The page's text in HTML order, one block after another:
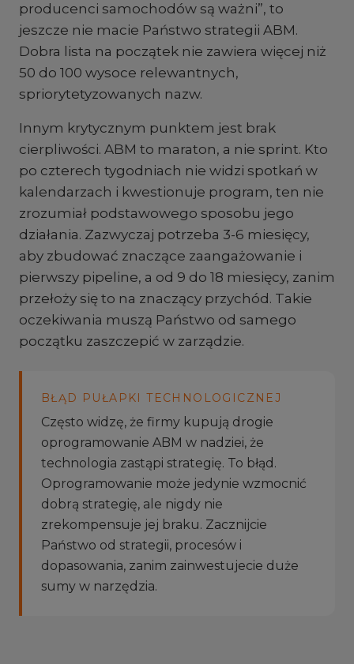
producenci samochodów są ważni”, to
jeszcze nie macie Państwo strategii ABM.
Dobra lista na początek nie zawiera więcej niż
50 do 100 wysoce relewantnych,
spriorytetyzowanych nazw.
Innym krytycznym punktem jest brak
cierpliwości. ABM to maraton, a nie sprint. Kto
po czterech tygodniach nie widzi spotkań w
kalendarzach i kwestionuje program, ten nie
zrozumiał podstawowego sposobu jego
działania. Zazwyczaj potrzeba 3-6 miesięcy,
aby zbudować znaczące zaangażowanie i
pierwszy pipeline, a od 9 do 18 miesięcy, zanim
przełoży się to na znaczący przychód. Takie
oczekiwania muszą Państwo od samego
początku zaszczepić w zarządzie.
BŁĄD PUŁAPKI TECHNOLOGICZNEJ
Często widzę, że firmy kupują drogie
oprogramowanie ABM w nadziei, że
technologia zastąpi strategię. To błąd.
Oprogramowanie może jedynie wzmocnić
dobrą strategię, ale nigdy nie
zrekompensuje jej braku. Zacznijcie
Państwo od strategii, procesów i
dopasowania, zanim zainwestujecie duże
sumy w narzędzia.